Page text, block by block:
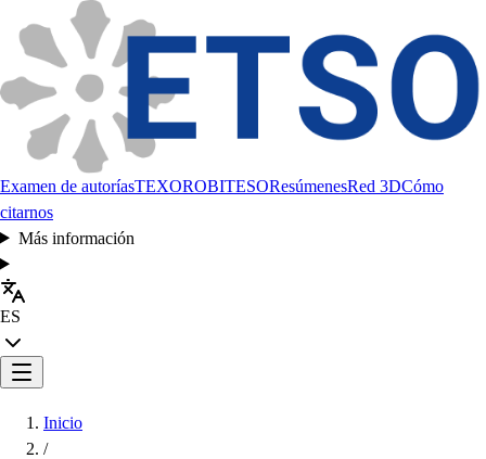
Examen de autoríasTEXOROBITESOResúmenesRed 3DCómo
citarnos
Más información
ES
Inicio
/